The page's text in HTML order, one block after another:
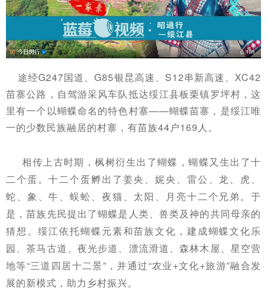
途经G247国道、G85银昆高速、S12串新高速、XC42
苗寨公路，自驾游采风车队抵达绥江县板栗镇罗坪村，这
里有一个以蝴蝶命名的特色村寨——蝴蝶苗寨，是绥江唯
一的少数民族融居的村寨，有苗族44户169人。
相传上古时期，枫树衍生出了蝴蝶，蝴蝶又生出了十
二个蛋。十二个蛋孵出了姜央、妮央、雷公、龙、虎、
蛇、象、牛、蜈蚣、夜猫、太阳、月亮十二个兄弟。于
是，苗族先民提出了蝴蝶是人类、兽类及神的共同母亲的
猜想。绥江依托蝴蝶元素和苗族文化， 建成蝴蝶文化乐
园、茶马古道、夜光步道、漂流滑道、森林木屋、星空营
地等“三道四居十二景”，并通过“农业+文化+旅游”融合发
展的新模式，助力乡村振兴。